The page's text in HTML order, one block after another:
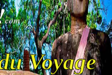
com
Voyage